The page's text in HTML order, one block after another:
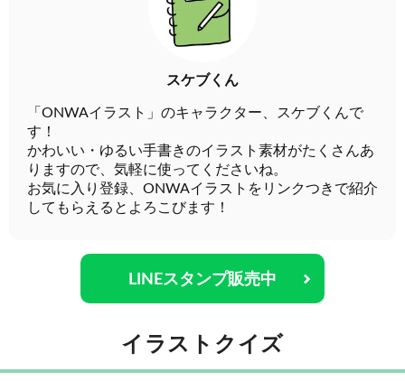
スケブくん
「ONWAイラスト」のキャラクター、スケブくんで
す！
かわいい・ゆるい手書きのイラスト素材がたくさんあ
りますので、気軽に使ってくださいね。
お気に入り登録、ONWAイラストをリンクつきで紹介
してもらえるとよろこびます！
LINEスタンプ販売中
イラストクイズ